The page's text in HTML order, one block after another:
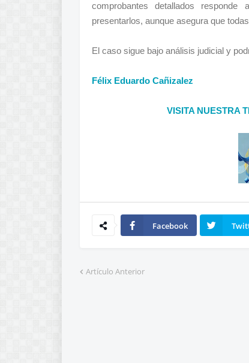
comprobantes detallados
presentarlos, aunque asegura que
El caso sigue bajo análisis judicial y
Félix Eduardo Cañizalez
VISITA NUESTRA
Facebook
Artículo Anterior